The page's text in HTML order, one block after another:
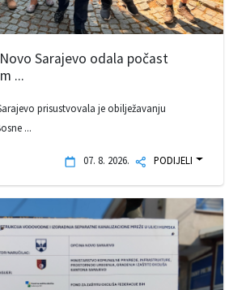
Sarajevo odala počast
...
prisustvovala je obilježavanju
...
07. 8. 2026. PODIJELI